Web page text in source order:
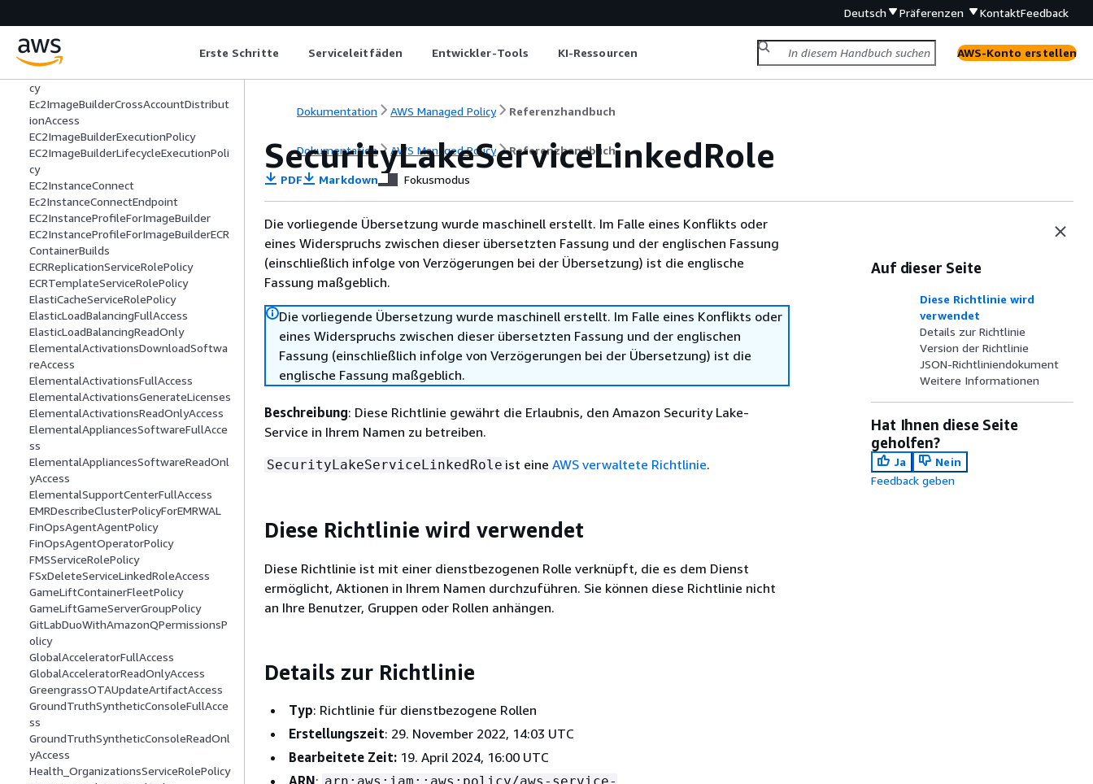
Deutsch Präferenzen KontaktFeedback
Erste Schritte Serviceleitfäden Entwickler-Tools KI-Ressourcen AWS-Konto erstellen
EC2FastLaunchFullAccess
EC2FastLaunchServiceRolePolicy
EC2FleetTimeShiftableServiceRolePoli
cy
Ec2ImageBuilderCrossAccountDistribut
ionAccess
EC2ImageBuilderExecutionPolicy
EC2ImageBuilderLifecycleExecutionPoli
cy
EC2InstanceConnect
Ec2InstanceConnectEndpoint
EC2InstanceProfileForImageBuilder
EC2InstanceProfileForImageBuilderECR
ContainerBuilds
ECRReplicationServiceRolePolicy
ECRTemplateServiceRolePolicy
ElastiCacheServiceRolePolicy
ElasticLoadBalancingFullAccess
ElasticLoadBalancingReadOnly
ElementalActivationsDownloadSoftwa
reAccess
ElementalActivationsFullAccess
ElementalActivationsGenerateLicenses
ElementalActivationsReadOnlyAccess
ElementalAppliancesSoftwareFullAcce
ss
ElementalAppliancesSoftwareReadOnl
yAccess
ElementalSupportCenterFullAccess
EMRDescribeClusterPolicyForEMRWAL
FinOpsAgentAgentPolicy
FinOpsAgentOperatorPolicy
FMSServiceRolePolicy
FSxDeleteServiceLinkedRoleAccess
GameLiftContainerFleetPolicy
GameLiftGameServerGroupPolicy
GitLabDuoWithAmazonQPermissionsP
olicy
GlobalAcceleratorFullAccess
GlobalAcceleratorReadOnlyAccess
GreengrassOTAUpdateArtifactAccess
GroundTruthSyntheticConsoleFullAcce
ss
GroundTruthSyntheticConsoleReadOnl
yAccess
Health_OrganizationsServiceRolePolicy
Dokumentation AWS Managed Policy Referenzhandbuch
Dokumentation AWS Managed Policy Referenzhandbuch
SecurityLakeServiceLinkedRole
PDF Markdown Fokusmodus
Die vorliegende Übersetzung wurde maschinell erstellt. Im Falle eines Konflikts oder
eines Widerspruchs zwischen dieser übersetzten Fassung und der englischen Fassung
(einschließlich infolge von Verzögerungen bei der Übersetzung) ist die englische
Fassung maßgeblich.
Die vorliegende Übersetzung wurde maschinell erstellt. Im Falle eines Konflikts oder
eines Widerspruchs zwischen dieser übersetzten Fassung und der englischen
Fassung (einschließlich infolge von Verzögerungen bei der Übersetzung) ist die
englische Fassung maßgeblich.
Beschreibung: Diese Richtlinie gewährt die Erlaubnis, den Amazon Security Lake-
Service in Ihrem Namen zu betreiben.
SecurityLakeServiceLinkedRole ist eine AWS verwaltete Richtlinie.
Diese Richtlinie wird verwendet
Diese Richtlinie ist mit einer dienstbezogenen Rolle verknüpft, die es dem Dienst
ermöglicht, Aktionen in Ihrem Namen durchzuführen. Sie können diese Richtlinie nicht
an Ihre Benutzer, Gruppen oder Rollen anhängen.
Details zur Richtlinie
Typ: Richtlinie für dienstbezogene Rollen
Erstellungszeit: 29. November 2022, 14:03 UTC
Bearbeitete Zeit: 19. April 2024, 16:00 UTC
ARN:
Auf dieser Seite
Diese Richtlinie wird
verwendet
Details zur Richtlinie
Version der Richtlinie
JSON-Richtliniendokument
Weitere Informationen
Hat Ihnen diese Seite
geholfen?
Ja
Nein
Feedback geben